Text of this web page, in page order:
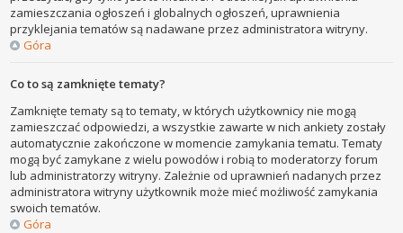
zamieszczania ogłoszeń i globalnych ogłoszeń, uprawnienia
przyklejania tematów są nadawane przez administratora witryny.
Góra
Co to są zamknięte tematy?
Zamknięte tematy są to tematy, w których użytkownicy nie mogą
zamieszczać odpowiedzi, a wszystkie zawarte w nich ankiety zostały
automatycznie zakończone w momencie zamykania tematu. Tematy
mogą być zamykane z wielu powodów i robią to moderatorzy forum
lub administratorzy witryny. Zależnie od uprawnień nadanych przez
administratora witryny użytkownik może mieć możliwość zamykania
swoich tematów.
Góra